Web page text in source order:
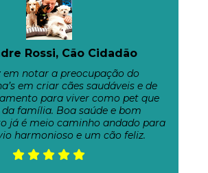
Rossi, Cão Cidadão
em notar a preocupação do
em criar cães saudáveis e de
para viver como pet que
família. Boa saúde e bom
já é meio caminho andado para
harmonioso e um cão feliz.